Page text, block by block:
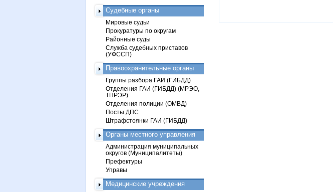
Судебные органы
Мировые судьи
Прокуратуры по округам
Районные суды
Служба судебных приставов
(УФССП)
Правоохранительные органы
Группы разбора ГАИ (ГИБДД)
Отделения ГАИ (ГИБДД) (МРЭО,
ТНРЭР)
Отделения полиции (ОМВД)
Посты ДПС
Штрафстоянки ГАИ (ГИБДД)
Органы местного управления
Администрация муниципальных
округов (Муниципалитеты)
Префектуры
Управы
Медицинские учреждения